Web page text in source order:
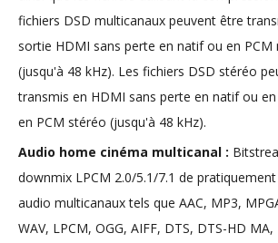
fichiers DSD multicanaux peuvent être
sortie HDMI sans perte en natif ou en PCM
(jusqu'à 48 kHz). Les fichiers DSD stéréo
transmis en HDMI sans perte en natif ou
en PCM stéréo (jusqu'à 48 kHz).
Audio home cinéma multicanal :
downmix LPCM 2.0/5.1/7.1 de
audio multicanaux tels que AAC, MP3,
WAV, LPCM, OGG, AIFF, DTS, DTS-HD MA,